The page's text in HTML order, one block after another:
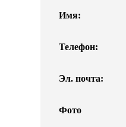
Имя:
Телефон:
Эл. почта:
Фото